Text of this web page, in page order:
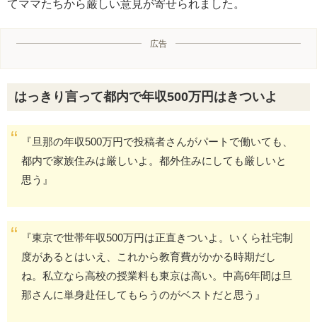
てママたちから厳しい意見が寄せられました。
広告
はっきり言って都内で年収500万円はきついよ
『旦那の年収500万円で投稿者さんがパートで働いても、
都内で家族住みは厳しいよ。都外住みにしても厳しいと
思う』
『東京で世帯年収500万円は正直きついよ。いくら社宅制
度があるとはいえ、これから教育費がかかる時期だし
ね。私立なら高校の授業料も東京は高い。中高6年間は旦
那さんに単身赴任してもらうのがベストだと思う』